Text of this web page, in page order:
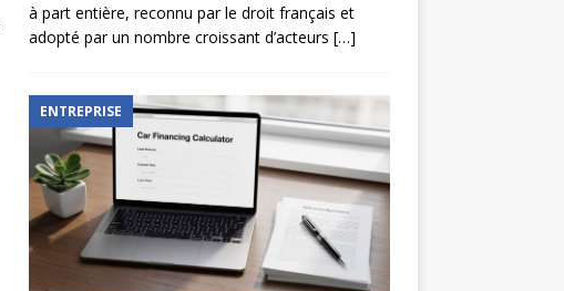
à part entière, reconnu par le droit français et
adopté par un nombre croissant d’acteurs […]
ENTREPRISE